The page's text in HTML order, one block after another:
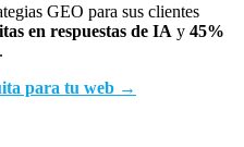
GEO para sus clientes
en respuestas de IA y 45%
.
para tu web →